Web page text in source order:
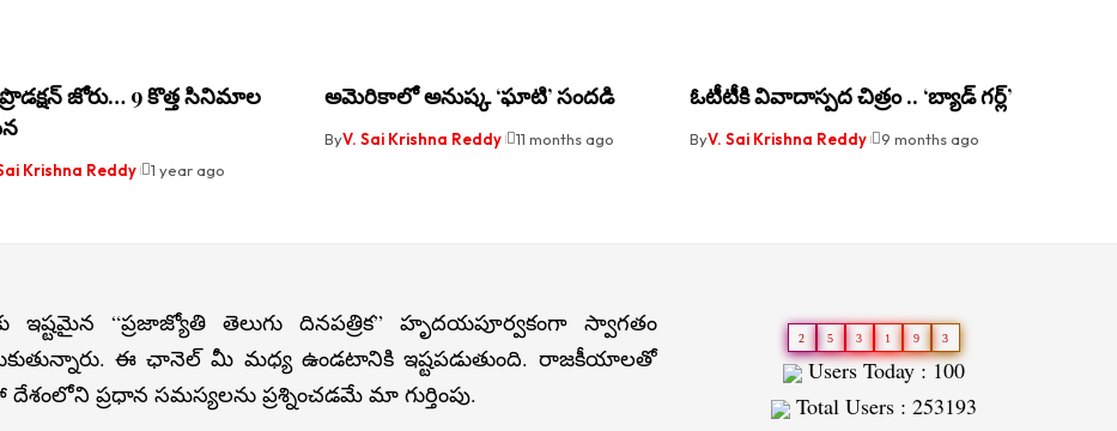
జోరు… 9 కొత్త సినిమాల
Krishna Reddy 1 year ago
అమెరికాలో అనుష్క ‘ఘాటి’ సందడి
ByV. Sai Krishna Reddy 11 months ago
ఓటీటీకి వివాదాస్పద చిత్రం .. ‘బ్యాడ్ గర్ల్’
ByV. Sai Krishna Reddy 9 months ago
ఇష్టమైన “ప్రజాజ్యోతి తెలుగు దినపత్రిక” హృదయపూర్వకంగా స్వాగతం
ఈ ఛానెల్ మీ మధ్య ఉండటానికి ఇష్టపడుతుంది. రాజకీయాలతో
ప్రధాన సమస్యలను ప్రశ్నించడమే మా గుర్తింపు.
2 5 3 1 9 3
Users Today : 100
Total Users : 253193